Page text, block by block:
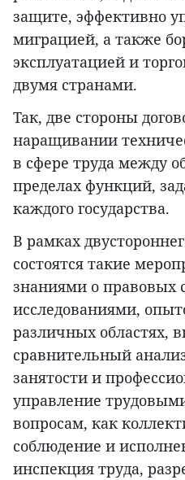
защите, эффективно
миграцией, а также
эксплуатацией и
двумя странами.
Так, две стороны
наращивании
в сфере труда между
пределах функций,
каждого государства.
В рамках
состоятся такие
знаниями о правовых
исследованиями,
различных областях,
сравнительный
занятости и
управление
вопросам, как
соблюдение и
инспекция труда,